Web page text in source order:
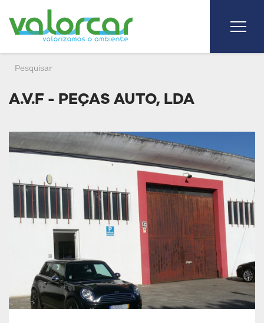
A.V.F - PEÇAS AUTO, LDA